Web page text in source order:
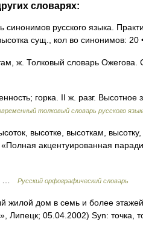
словарях:
русского языка.
сущ., кол во синонимов:
ж. Толковый словарь Ожегова.
горка. II ж. разг. Высотное
толковый словарь русского
высотке, высоткам,
«Полная акцентуированная
… Русский орфографический словарь
жилой дом в семь и более
Липецк; 05.04.2002) Syn: точка,